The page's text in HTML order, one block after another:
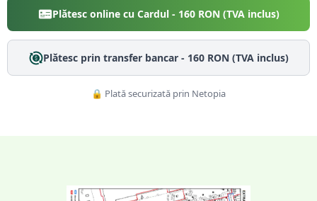
Plătesc online cu Cardul - 160RON (TVA inclus)
Plătesc prin transfer bancar - 160RON (TVA inclus)
🔒 Plată securizată prin Netopia